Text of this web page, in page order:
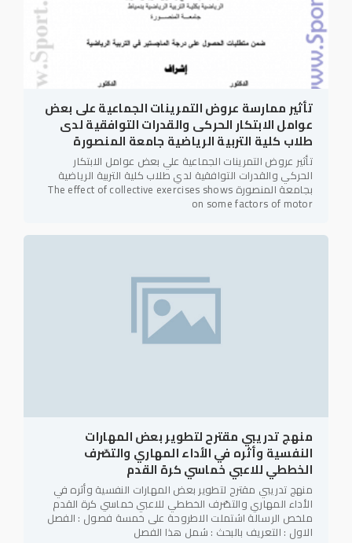
تأثير ممارسة عروض التمرينات الجماعية على بعض
عوامل الابتكار الحركى والقدرات التوافقية لدى
طلاب كلية التربية الرياضية جامعة المنصورة
تأثير عروض التمرينات الجماعية علي بعض عوامل الابتكار
الحركي والقدرات التوافقية لدي طلاب كلية التربية الرياضية
بجامعة المنصورة The effect of collective exercises shows
on some factors of motor
منهج تدريبي مقترح لتطوير بعض المهارات
النفسية وأثره في الأداء المهاري والتصّرف
الخططي للاعبي خماسي كرة القدم
منهج تدريبي مقترح لتطوير بعض المهارات النفسية وأثره في
الأداء المهاري والتصّرف الخططي للاعبي خماسي كرة القدم
ملخص الرسالة اشتملت الاطروحة على خمسة فصول : الفصل
الاول : التعريف بالبحث : شمل هذا الفصل